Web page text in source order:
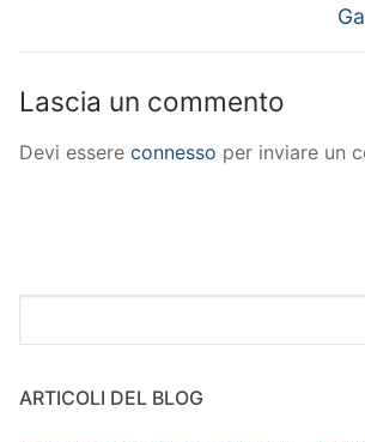
Lascia un commento
Devi essere connesso per inviare un
ARTICOLI DEL BLOG